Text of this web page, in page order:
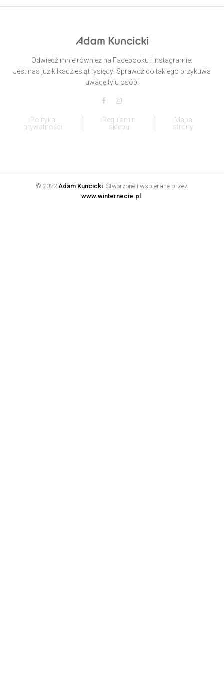
Odwiedź mnie również na Facebooku i Instagramie.
Jest nas już kilkadziesiąt tysięcy! Sprawdź co takiego przykuwa
uwagę tylu osób!
Polityka
prywatności
Regulamin
sklepu
Mapa
strony
© 2022 Adam Kuncicki . Stworzone i wspierane przez
www.winternecie.pl